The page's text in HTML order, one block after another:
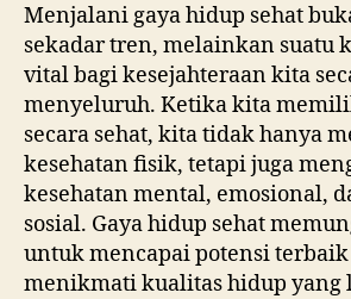
Menjalani gaya hidup sehat
sekadar tren, melainkan suatu
vital bagi kesejahteraan kita
menyeluruh. Ketika kita
secara sehat, kita tidak hanya
kesehatan fisik, tetapi juga
kesehatan mental, emosional,
sosial. Gaya hidup sehat
untuk mencapai potensi
menikmati kualitas hidup yang